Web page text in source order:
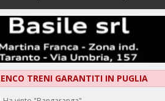
TRENI GARANTITI IN PUGLIA